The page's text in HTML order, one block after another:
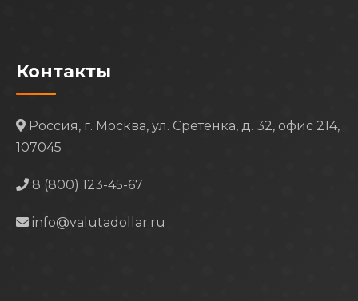
Контакты
Россия, г. Москва, ул. Сретенка, д. 32, офис 214,
107045
8 (800) 123-45-67
info@valutadollar.ru